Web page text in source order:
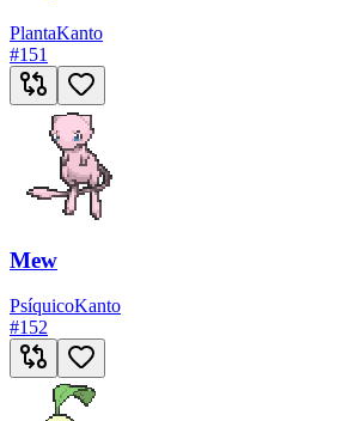
PlantaKanto
#151
Mew
PsíquicoKanto
#152